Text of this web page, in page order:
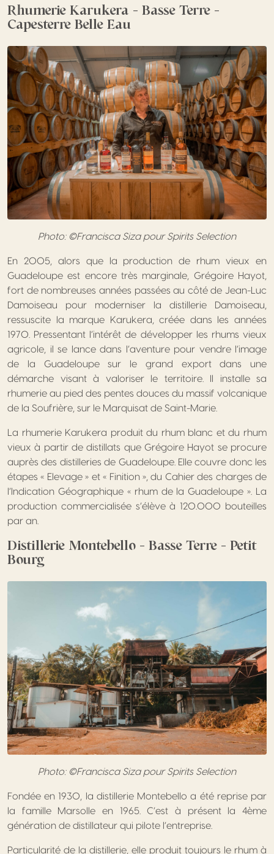
Rhumerie Karukera – Basse Terre –
Capesterre Belle Eau
Photo: ©Francisca Siza pour Spirits Selection
En 2005, alors que la production de rhum vieux en
Guadeloupe est encore très marginale, Grégoire Hayot,
fort de nombreuses années passées au côté de Jean-Luc
Damoiseau pour moderniser la distillerie Damoiseau,
ressuscite la marque Karukera, créée dans les années
1970. Pressentant l’intérêt de développer les rhums vieux
agricole, il se lance dans l’aventure pour vendre l’image
de la Guadeloupe sur le grand export dans une
démarche visant à valoriser le territoire. Il installe sa
rhumerie au pied des pentes douces du massif volcanique
de la Soufrière, sur le Marquisat de Saint-Marie.
La rhumerie Karukera produit du rhum blanc et du rhum
vieux à partir de distillats que Grégoire Hayot se procure
auprès des distilleries de Guadeloupe. Elle couvre donc les
étapes « Elevage » et « Finition », du Cahier des charges de
l’Indication Géographique « rhum de la Guadeloupe ». La
production commercialisée s’élève à 120.000 bouteilles
par an.
Distillerie Montebello – Basse Terre – Petit
Bourg
Photo: ©Francisca Siza pour Spirits Selection
Fondée en 1930, la distillerie Montebello a été reprise par
la famille Marsolle en 1965. C’est à présent la 4ème
génération de distillateur qui pilote l’entreprise.
Particularité de la distillerie, elle produit toujours le rhum à